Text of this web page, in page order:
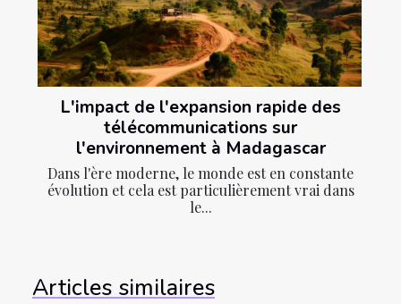
L'impact de l'expansion rapide des
télécommunications sur
l'environnement à Madagascar
Dans l'ère moderne, le monde est en constante
évolution et cela est particulièrement vrai dans
le...
Articles similaires